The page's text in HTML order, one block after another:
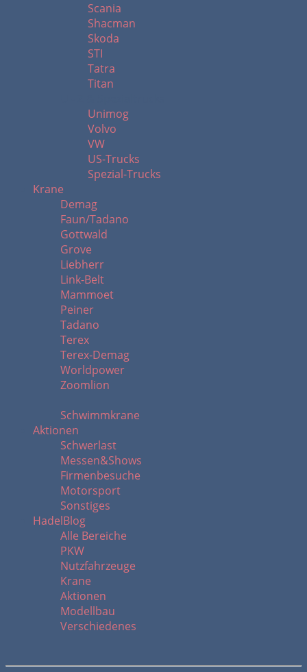
Scania
Shacman
Skoda
STI
Tatra
Titan
Unimog
Volvo
VW
US-Trucks
Spezial-Trucks
Krane
Demag
Faun/Tadano
Gottwald
Grove
Liebherr
Link-Belt
Mammoet
Peiner
Tadano
Terex
Terex-Demag
Worldpower
Zoomlion
Schwimmkrane
Aktionen
Schwerlast
Messen&Shows
Firmenbesuche
Motorsport
Sonstiges
HadelBlog
Alle Bereiche
PKW
Nutzfahrzeuge
Krane
Aktionen
Modellbau
Verschiedenes